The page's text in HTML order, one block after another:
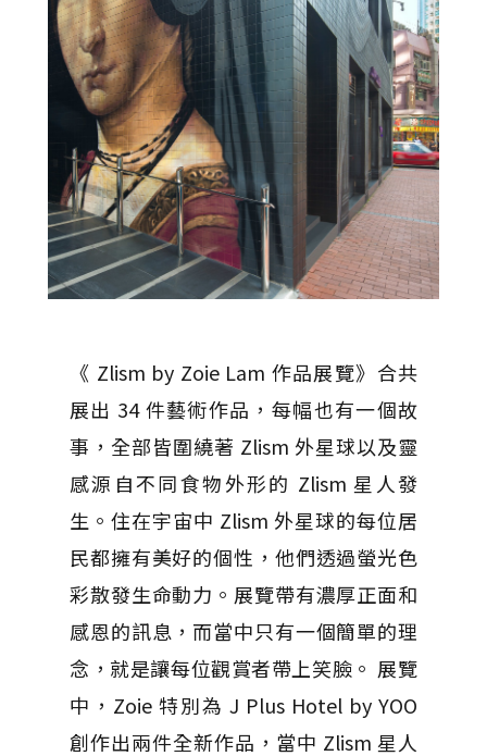
《 Zlism by Zoie Lam 作品展覽》合共
展出 34 件藝術作品，每幅也有一個故
事，全部皆圍繞著 Zlism 外星球以及靈
感源自不同食物外形的 Zlism 星人發
生。住在宇宙中 Zlism 外星球的每位居
民都擁有美好的個性，他們透過螢光色
彩散發生命動力。展覽帶有濃厚正面和
感恩的訊息，而當中只有一個簡單的理
念，就是讓每位觀賞者帶上笑臉。 展覽
中，Zoie 特別為 J Plus Hotel by YOO
創作出兩件全新作品，當中 Zlism 星人